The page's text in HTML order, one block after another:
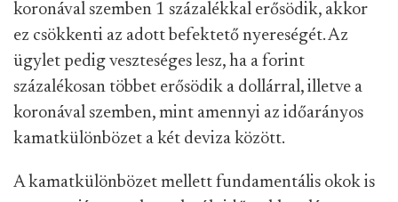
koronával szemben 1 százalékkal erősödik, akkor
ez csökkenti az adott befektető nyereségét. Az
ügylet pedig veszteséges lesz, ha a forint
százalékosan többet erősödik a dollárral, illetve a
koronával szemben, mint amennyi az időarányos
kamatkülönbözet a két deviza között.
A kamatkülönbözet mellett fundamentális okok is